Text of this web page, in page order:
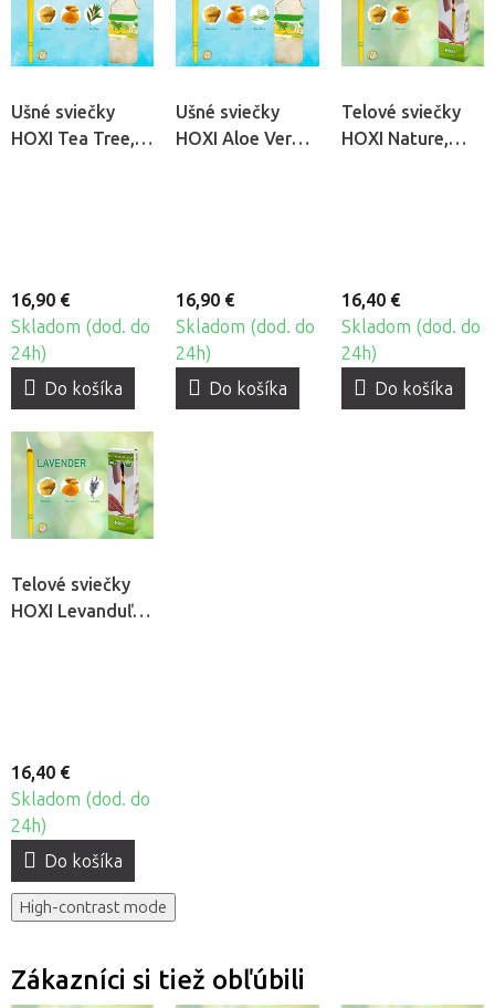
Ušné sviečky
HOXI Tea Tree,
16,90 €
Skladom (dod. do
24h)
Do košíka
Ušné sviečky
HOXI Aloe Vera,
16,90 €
Skladom (dod. do
24h)
Do košíka
Telové sviečky
HOXI Nature,
16,40 €
Skladom (dod. do
24h)
Do košíka
Telové sviečky
HOXI Levanduľa,
16,40 €
Skladom (dod. do
24h)
Do košíka
High-contrast mode
Zákazníci si tiež obľúbili